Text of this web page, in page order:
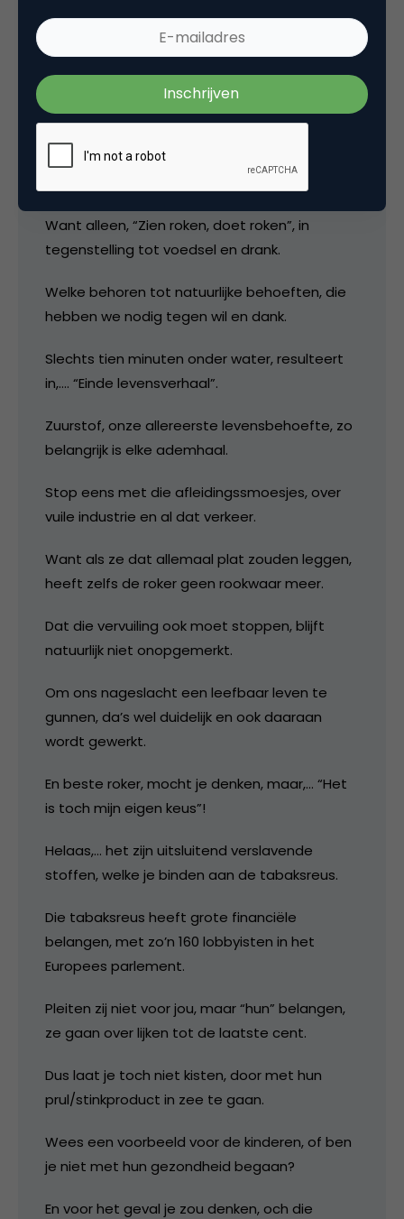
dat onnatuurlijk en bezopen.
van schoorsteen tot uitlaat en zelfs de
sigaret.
Zijn er,… die bewust rook inhaleren, door
Want alleen, “Zien roken, doet roken”, in
tegenstelling tot voedsel en drank.
Welke behoren tot natuurlijke behoeften, die
hebben we nodig tegen wil en dank.
Slechts tien minuten onder water, resulteert
in,…. “Einde levensverhaal”.
Zuurstof, onze allereerste levensbehoefte, zo
belangrijk is elke ademhaal.
Stop eens met die afleidingssmoesjes, over
vuile industrie en al dat verkeer.
Want als ze dat allemaal plat zouden leggen,
heeft zelfs de roker geen rookwaar meer.
Dat die vervuiling ook moet stoppen, blijft
natuurlijk niet onopgemerkt.
Om ons nageslacht een leefbaar leven te
gunnen, da’s wel duidelijk en ook daaraan
wordt gewerkt.
En beste roker, mocht je denken, maar,… “Het
is toch mijn eigen keus”!
Helaas,… het zijn uitsluitend verslavende
stoffen, welke je binden aan de tabaksreus.
Die tabaksreus heeft grote financiële
belangen, met zo’n 160 lobbyisten in het
Europees parlement.
Pleiten zij niet voor jou, maar “hun” belangen,
ze gaan over lijken tot de laatste cent.
Dus laat je toch niet kisten, door met hun
prul/stinkproduct in zee te gaan.
Wees een voorbeeld voor de kinderen, of ben
je niet met hun gezondheid begaan?
En voor het geval je zou denken, och die